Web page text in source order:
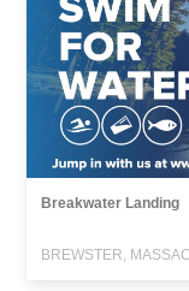
Breakwater Landing
BREWSTER,